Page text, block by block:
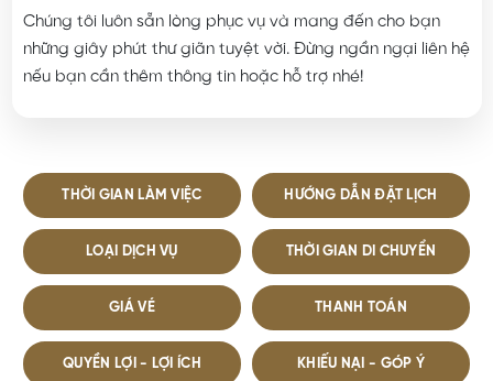
Chúng tôi luôn sẵn lòng phục vụ và mang đến cho bạn
những giây phút thư giãn tuyệt vời. Đừng ngần ngại liên hệ
nếu bạn cần thêm thông tin hoặc hỗ trợ nhé!
THỜI GIAN LÀM VIỆC HƯỚNG DẪN ĐẶT LỊCH
LOẠI DỊCH VỤ THỜI GIAN DI CHUYỂN
GIÁ VÉ THANH TOÁN
QUYỀN LỢI - LỢI ÍCH KHIẾU NẠI - GÓP Ý